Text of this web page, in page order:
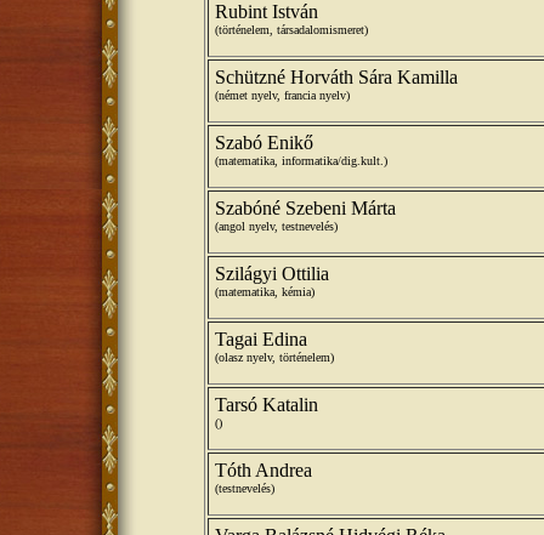
Rubint István
(történelem, társadalomismeret)
Schützné Horváth Sára Kamilla
(német nyelv, francia nyelv)
Szabó Enikő
(matematika, informatika/dig.kult.)
Szabóné Szebeni Márta
(angol nyelv, testnevelés)
Szilágyi Ottilia
(matematika, kémia)
Tagai Edina
(olasz nyelv, történelem)
Tarsó Katalin
()
Tóth Andrea
(testnevelés)